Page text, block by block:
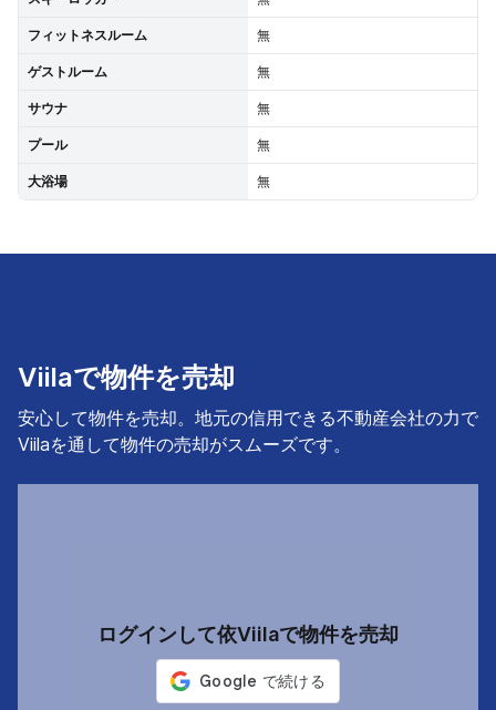
フィットネスルーム 無
ゲストルーム 無
サウナ 無
プール 無
大浴場 無
Viilaで物件を売却
安心して物件を売却。地元の信用できる不動産会社の力で
Viilaを通して物件の売却がスムーズです。
ログインして依Viilaで物件を売却